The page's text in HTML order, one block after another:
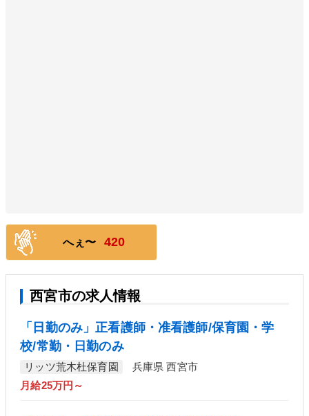
へぇ〜 420
西宮市の求人情報
「日勤のみ」正看護師・准看護師/保育園・学
校/常勤・日勤のみ
リッツ荒木杜保育園
兵庫県 西宮市
月給25万円～